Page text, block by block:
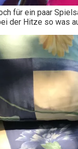
für ein paar
der Hitze so was